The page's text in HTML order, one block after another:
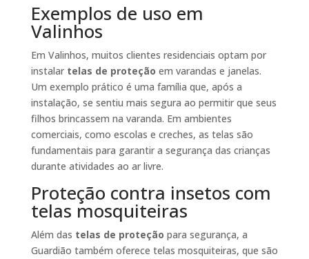
Exemplos de uso em
Valinhos
Em Valinhos, muitos clientes residenciais optam por
instalar telas de proteção em varandas e janelas.
Um exemplo prático é uma família que, após a
instalação, se sentiu mais segura ao permitir que seus
filhos brincassem na varanda. Em ambientes
comerciais, como escolas e creches, as telas são
fundamentais para garantir a segurança das crianças
durante atividades ao ar livre.
Proteção contra insetos com
telas mosquiteiras
Além das telas de proteção para segurança, a
Guardião também oferece telas mosquiteiras, que são